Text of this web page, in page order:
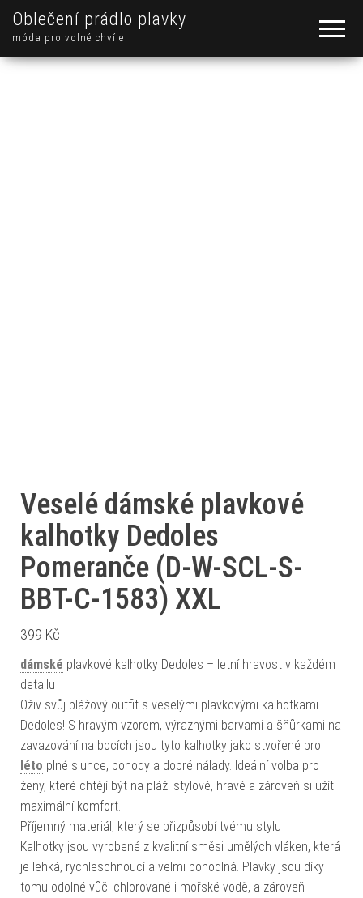
Oblečení prádlo plavky
móda pro volné chvíle
Veselé dámské plavkové
kalhotky Dedoles
Pomeranče (D-W-SCL-S-
BBT-C-1583) XXL
399 Kč
dámské plavkové kalhotky Dedoles – letní hravost v každém
detailu
Oživ svůj plážový outfit s veselými plavkovými kalhotkami
Dedoles! S hravým vzorem, výraznými barvami a šňůrkami na
zavazování na bocích jsou tyto kalhotky jako stvořené pro
léto plné slunce, pohody a dobré nálady. Ideální volba pro
ženy, které chtějí být na pláži stylové, hravé a zároveň si užít
maximální komfort.
Příjemný materiál, který se přizpůsobí tvému stylu
Kalhotky jsou vyrobené z kvalitní směsi umělých vláken, která
je lehká, rychleschnoucí a velmi pohodlná. Plavky jsou díky
tomu odolné vůči chlorované i mořské vodě, a zároveň